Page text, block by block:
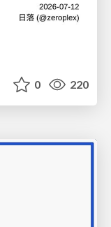
0 220